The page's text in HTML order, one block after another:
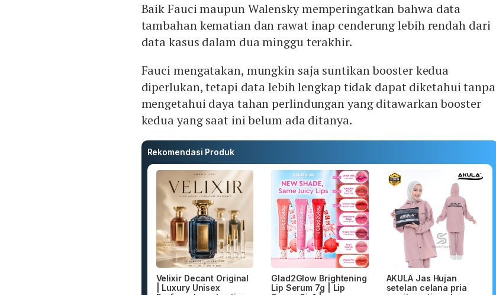
Baik Fauci maupun Walensky memperingatkan bahwa data
tambahan kematian dan rawat inap cenderung lebih rendah dari
data kasus dalam dua minggu terakhir.
Fauci mengatakan, mungkin saja suntikan booster kedua
diperlukan, tetapi data lebih lengkap tidak dapat diketahui tanpa
mengetahui daya tahan perlindungan yang ditawarkan booster
kedua yang saat ini belum ada ditanya.
Rekomendasi Produk
Velixir Decant Original
| Luxury Unisex
Glad2Glow Brightening
Lip Serum 7g | Lip
AKULA Jas Hujan
setelan celana pria